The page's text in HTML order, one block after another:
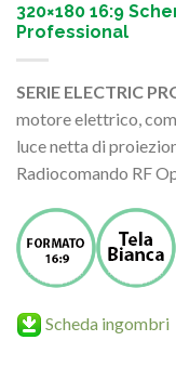
320×180 16:9
Professional
SERIE ELECTRIC
motore elettrico,
luce netta di
Radiocomando RF
Scheda ingombri